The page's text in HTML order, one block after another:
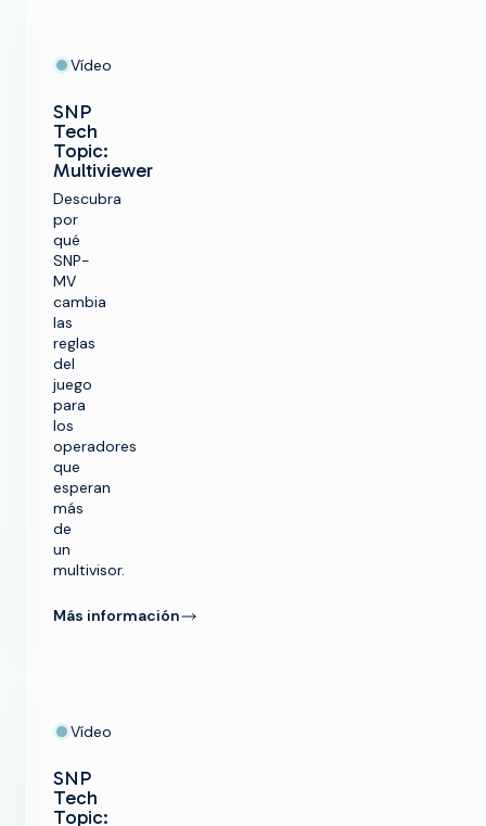
Vídeo
SNP
Tech
Topic:
Multiviewer
Descubra
por
qué
SNP-
MV
cambia
las
reglas
del
juego
para
los
operadores
que
esperan
más
de
un
multivisor.
Más información
Vídeo
SNP
Tech
Topic: